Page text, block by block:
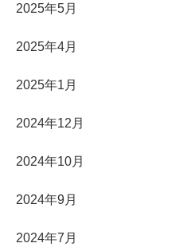
2025年5月
2025年4月
2025年1月
2024年12月
2024年10月
2024年9月
2024年7月